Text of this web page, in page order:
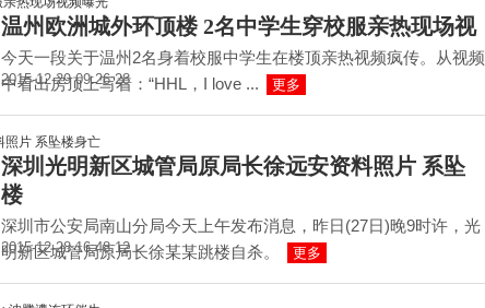
温州欧洲城外环顶楼 2名中学生穿校服亲热现场视
今天一段关于温州2名身着校服中学生在楼顶亲热视频疯传。从视频
中看出房顶上写着：“HHL，I love ...
更多
2015-12-29 09:26:28
深圳光明新区城管局原局长徐远安资料照片 系坠
楼
深圳市公安局南山分局今天上午发布消息，昨日(27日)晚9时许，光
明新区城管局原局长徐某某跳楼自杀。
更多
2015-12-28 16:48:12